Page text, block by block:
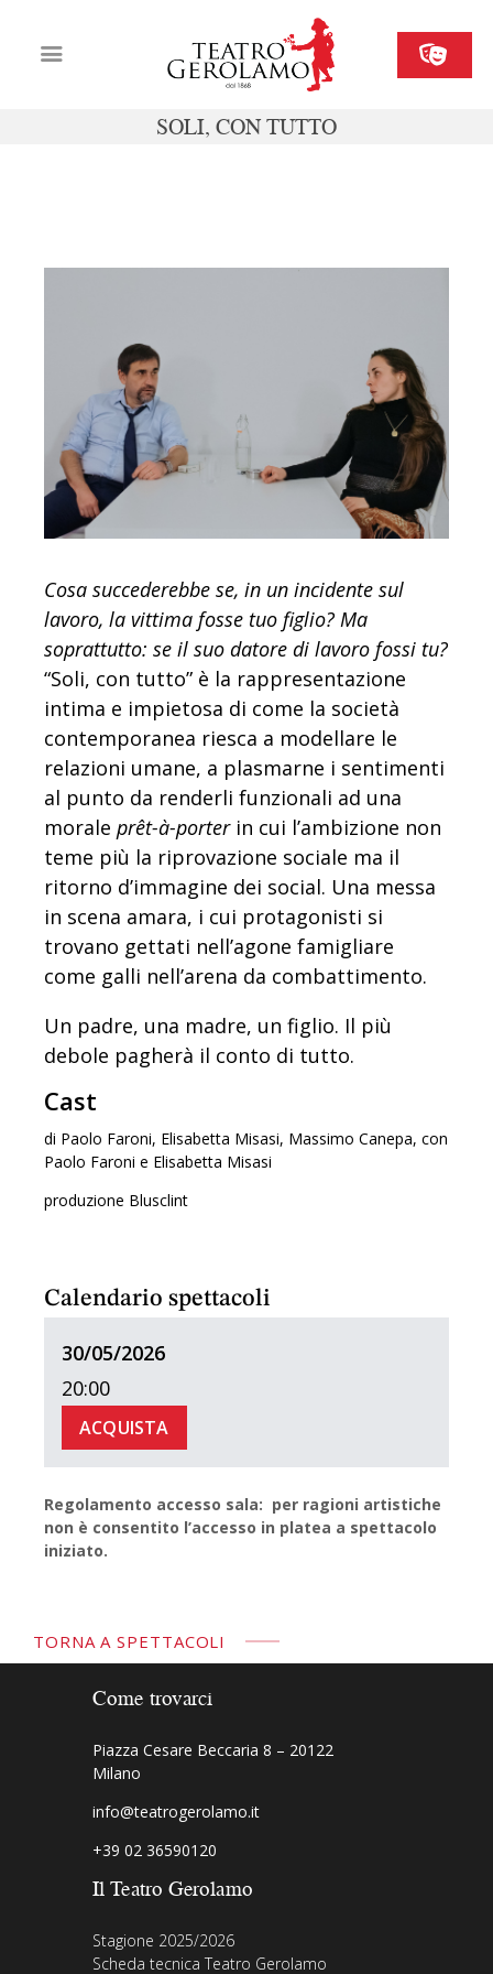
SOLI, CON TUTTO
Organizza il tuo evento
Cosa succederebbe se, in un incidente sul
lavoro, la vittima fosse tuo figlio? Ma
soprattutto: se il suo datore di lavoro fossi tu?
“Soli, con tutto” è la rappresentazione
intima e impietosa di come la società
contemporanea riesca a modellare le
relazioni umane, a plasmarne i sentimenti
al punto da renderli funzionali ad una
morale prêt-à-porterin cui l’ambizione non
teme più la riprovazione sociale ma il
ritorno d’immagine dei social. Una messa
in scena amara, i cui protagonisti si
trovano gettati nell’agone famigliare
come galli nell’arena da combattimento.
Un padre, una madre, un figlio. Il più
debole pagherà il conto di tutto.
Cast
di Paolo Faroni, Elisabetta Misasi, Massimo Canepa, con
Paolo Faroni e Elisabetta Misasi
produzione Blusclint
Calendario spettacoli
30/05/2026
20:00
ACQUISTA
Regolamento accesso sala: per ragioni artistiche
non è consentito l’accesso in platea a spettacolo
iniziato.
TORNA A SPETTACOLI
Come trovarci
Piazza Cesare Beccaria 8 – 20122
Milano
info@teatrogerolamo.it
+39 02 36590120
Il Teatro Gerolamo
Stagione 2025/2026
Scheda tecnica Teatro Gerolamo